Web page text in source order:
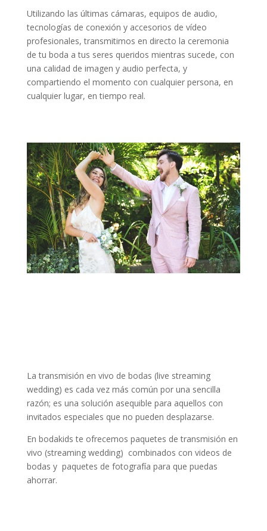
Utilizando las últimas cámaras, equipos de audio,
tecnologías de conexión y accesorios de vídeo
profesionales, transmitimos en directo la ceremonia
de tu boda a tus seres queridos mientras sucede, con
una calidad de imagen y audio perfecta, y
compartiendo el momento con cualquier persona, en
cualquier lugar, en tiempo real.
La transmisión en vivo de bodas (live streaming
wedding) es cada vez más común por una sencilla
razón; es una solución asequible para aquellos con
invitados especiales que no pueden desplazarse.
En bodakids te ofrecemos paquetes de transmisión en
vivo (streaming wedding) combinados con videos de
bodas y paquetes de fotografía para que puedas
ahorrar.